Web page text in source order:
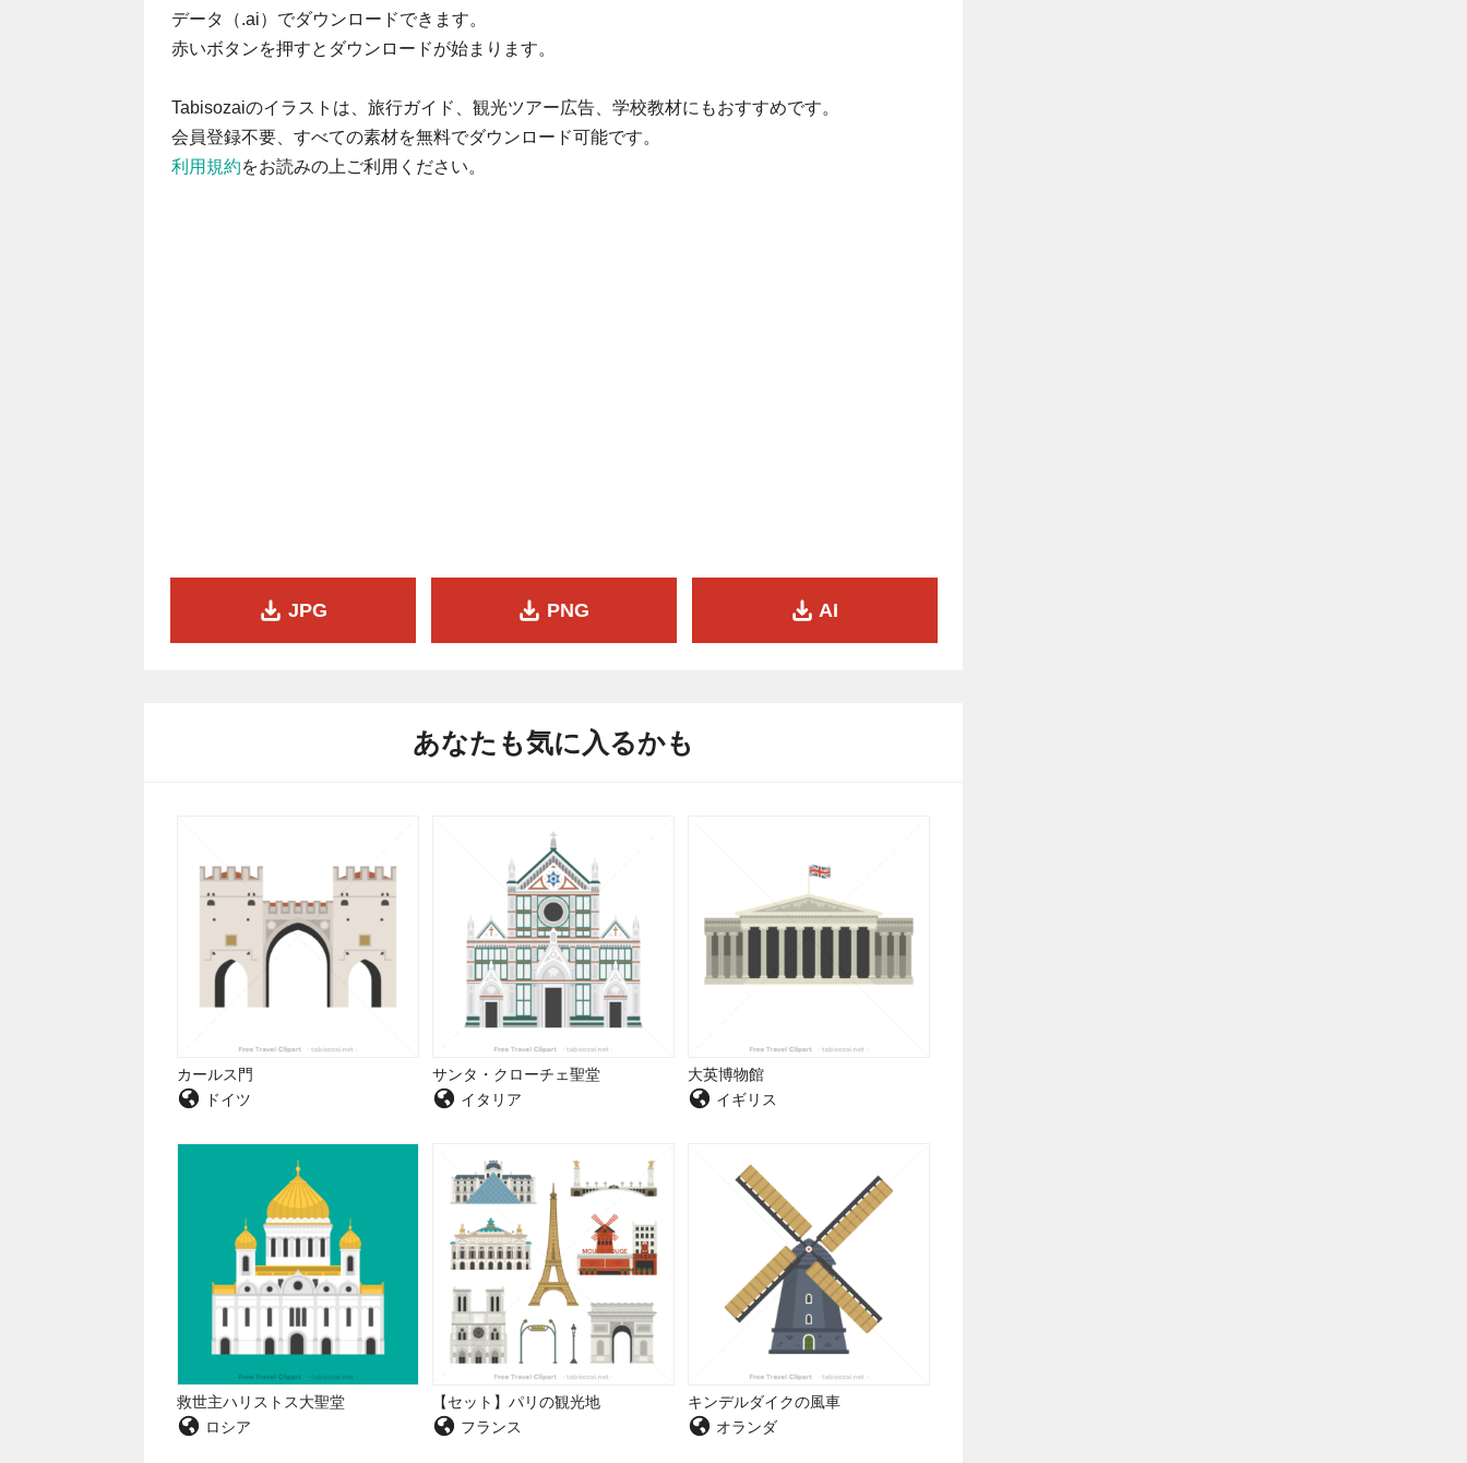
データ（.ai）でダウンロードできます。
赤いボタンを押すとダウンロードが始まります。
Tabisozaiのイラストは、旅行ガイド、観光ツアー広告、学校教材にもおすすめです。
会員登録不要、すべての素材を無料でダウンロード可能です。
利用規約をお読みの上ご利用ください。
JPG PNG AI
あなたも気に入るかも
カールス門
ドイツ
サンタ・クローチェ聖堂
イタリア
大英博物館
イギリス
救世主ハリストス大聖堂
ロシア
【セット】パリの観光地
フランス
キンデルダイクの風車
オランダ